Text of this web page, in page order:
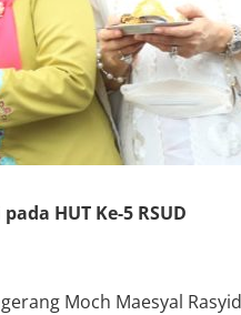
HUT Ke-5 RSUD
Moch Maesyal Rasyid